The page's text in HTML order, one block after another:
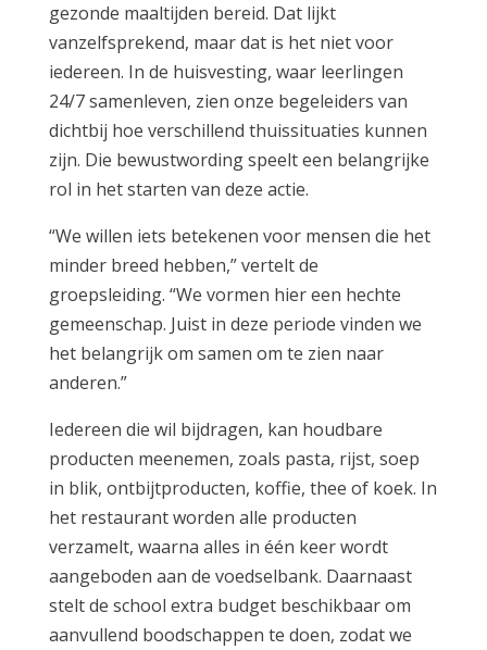
gezonde maaltijden bereid. Dat lijkt
vanzelfsprekend, maar dat is het niet voor
iedereen. In de huisvesting, waar leerlingen
24/7 samenleven, zien onze begeleiders van
dichtbij hoe verschillend thuissituaties kunnen
zijn. Die bewustwording speelt een belangrijke
rol in het starten van deze actie.
“We willen iets betekenen voor mensen die het
minder breed hebben,” vertelt de
groepsleiding. “We vormen hier een hechte
gemeenschap. Juist in deze periode vinden we
het belangrijk om samen om te zien naar
anderen.”
Iedereen die wil bijdragen, kan houdbare
producten meenemen, zoals pasta, rijst, soep
in blik, ontbijtproducten, koffie, thee of koek. In
het restaurant worden alle producten
verzamelt, waarna alles in één keer wordt
aangeboden aan de voedselbank. Daarnaast
stelt de school extra budget beschikbaar om
aanvullend boodschappen te doen, zodat we